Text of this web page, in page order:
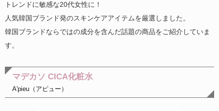
トレンドに敏感な20代女性に！
人気韓国ブランド発のスキンケアアイテムを厳選しました。
韓国ブランドならではの成分を含んだ話題の商品をご紹介していま
す。
マデカソ CICA化粧水
A'pieu（アピュー）